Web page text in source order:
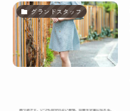
グランドスタッフ